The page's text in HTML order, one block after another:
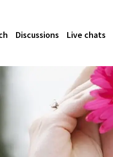
Discussions Live chats